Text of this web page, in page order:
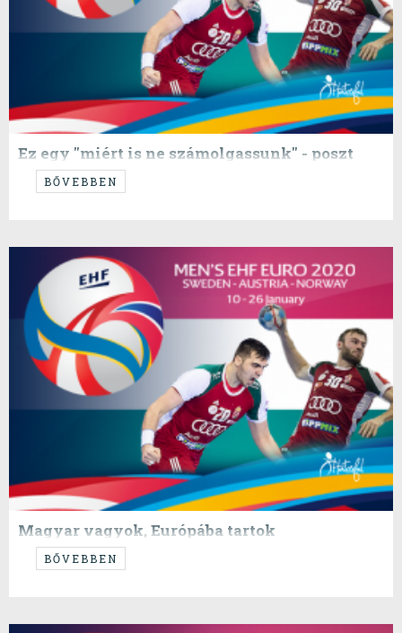
Ez egy "miért is ne számolgassunk" - poszt
...csak erős idegzetűeknek...
BŐVEBBEN
Magyar vagyok, Európába tartok
...mondta a jó Kardos doktor a Hamis a babában, midőn úszkált a
vízben, és Ötvös Csöpi repült felette. Majd megmutatta neki, hogy arra
BŐVEBBEN